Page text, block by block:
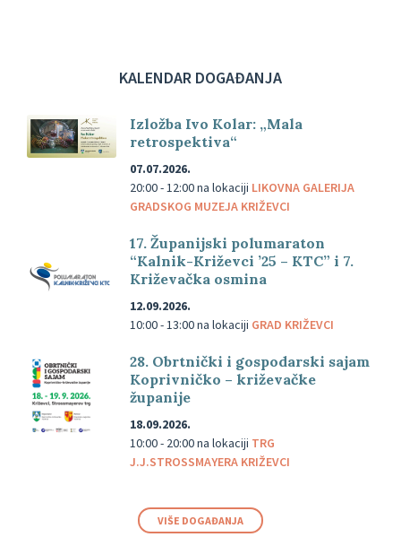
KALENDAR DOGAĐANJA
Izložba Ivo Kolar: „Mala
retrospektiva“
07.07.2026.
20:00 - 12:00na lokaciji LIKOVNA GALERIJA
GRADSKOG MUZEJA KRIŽEVCI
17. Županijski polumaraton
“Kalnik-Križevci ’25 – KTC” i 7.
Križevačka osmina
12.09.2026.
10:00 - 13:00na lokaciji GRAD KRIŽEVCI
28. Obrtnički i gospodarski sajam
Koprivničko – križevačke
županije
18.09.2026.
10:00 - 20:00na lokaciji TRG
J.J.STROSSMAYERA KRIŽEVCI
VIŠE DOGAĐANJA